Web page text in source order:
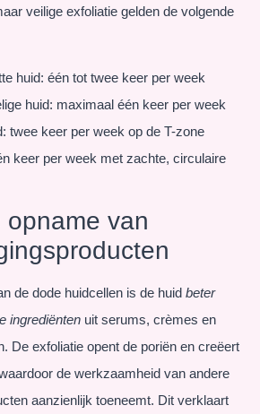
veilige exfoliatie gelden de volgende
huid: één tot twee keer per week
huid: maximaal één keer per week
twee keer per week op de T-zone
keer per week met zachte, circulaire
opname van
de dode huidcellen is de huid beter
ingrediënten uit serums, crèmes en
De exfoliatie opent de poriën en creëert
de werkzaamheid van andere
aanzienlijk toeneemt. Dit verklaart